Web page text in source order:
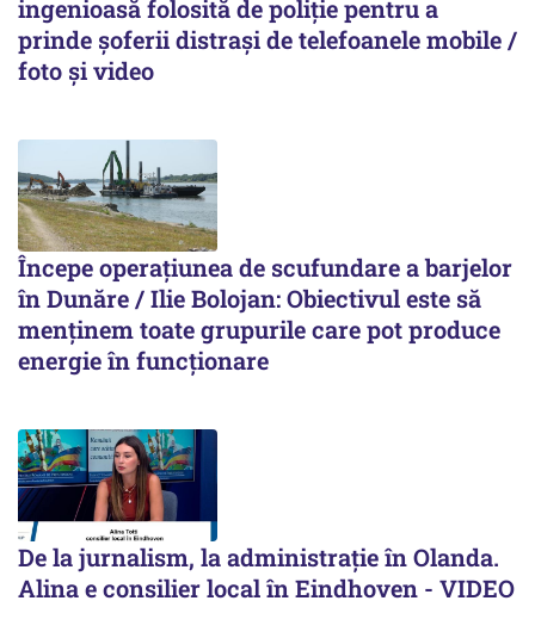
ingenioasă folosită de poliție pentru a
prinde șoferii distrași de telefoanele mobile /
foto și video
Începe operațiunea de scufundare a barjelor
în Dunăre / Ilie Bolojan: Obiectivul este să
menținem toate grupurile care pot produce
energie în funcționare
De la jurnalism, la administrație în Olanda.
Alina e consilier local în Eindhoven - VIDEO